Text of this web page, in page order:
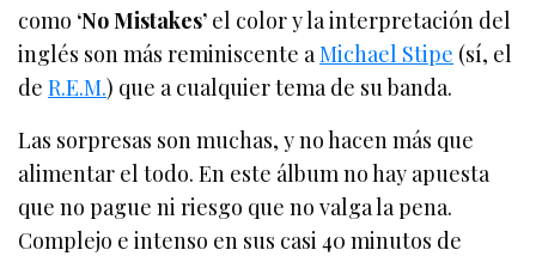
como ‘No Mistakes’ el color y la interpretación del
inglés son más reminiscente aMichael Stipe (sí, el
deR.E.M.) que a cualquier tema de su banda.
Las sorpresas son muchas, y no hacen más que
alimentar el todo. En este álbum no hay apuesta
que no pague ni riesgo que no valga la pena.
Complejo e intenso en sus casi 40 minutos de